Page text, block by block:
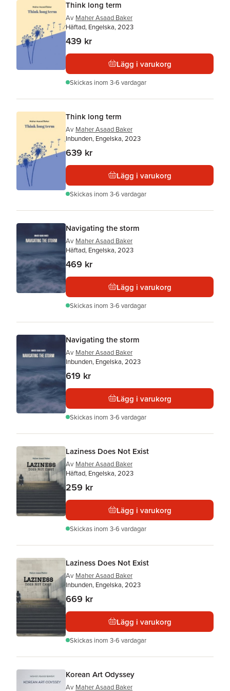
Think long term
Av Maher Asaad Baker
Häftad, Engelska, 2023
439 kr
Lägg i varukorg
Skickas inom 3-6 vardagar
Think long term
Av Maher Asaad Baker
Inbunden, Engelska, 2023
639 kr
Lägg i varukorg
Skickas inom 3-6 vardagar
Navigating the storm
Av Maher Asaad Baker
Häftad, Engelska, 2023
469 kr
Lägg i varukorg
Skickas inom 3-6 vardagar
Navigating the storm
Av Maher Asaad Baker
Inbunden, Engelska, 2023
619 kr
Lägg i varukorg
Skickas inom 3-6 vardagar
Laziness Does Not Exist
Av Maher Asaad Baker
Häftad, Engelska, 2023
259 kr
Lägg i varukorg
Skickas inom 3-6 vardagar
Laziness Does Not Exist
Av Maher Asaad Baker
Inbunden, Engelska, 2023
669 kr
Lägg i varukorg
Skickas inom 3-6 vardagar
Korean Art Odyssey
Av Maher Asaad Baker